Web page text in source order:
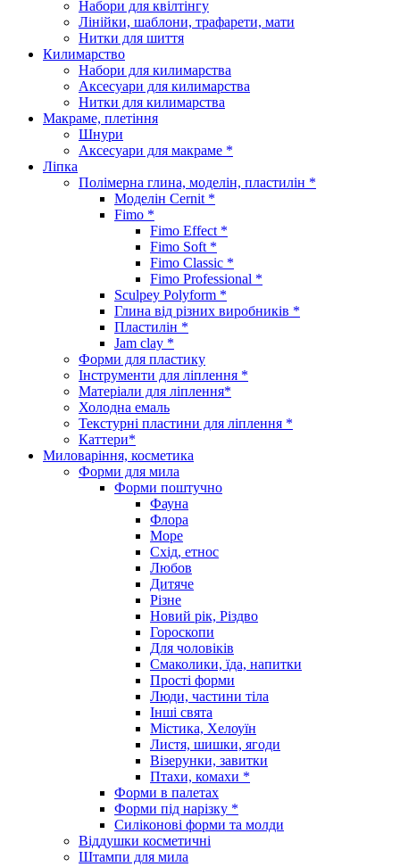
Набори для квілтінгу
Лінійки, шаблони, трафарети, мати
Нитки для шиття
Килимарство
Набори для килимарства
Аксесуари для килимарства
Нитки для килимарства
Макраме, плетіння
Шнури
Аксесуари для макраме *
Ліпка
Полімерна глина, моделін, пластилін *
Моделін Cernit *
Fimo *
Fimo Effect *
Fimo Soft *
Fimo Classic *
Fimo Professional *
Sculpey Polyform *
Глина від різних виробників *
Пластилін *
Jam clay *
Форми для пластику
Інструменти для ліплення *
Матеріали для ліплення*
Холодна емаль
Текстурні пластини для ліплення *
Каттери*
Миловаріння, косметика
Форми для мила
Форми поштучно
Фауна
Флора
Море
Схід, етнос
Любов
Дитяче
Різне
Новий рік, Різдво
Гороскопи
Для чоловіків
Смаколики, їда, напитки
Прості форми
Люди, частини тіла
Інші свята
Містика, Хелоуїн
Листя, шишки, ягоди
Візерунки, завитки
Птахи, комахи *
Форми в палетах
Форми під нарізку *
Силіконові форми та молди
Віддушки косметичні
Штампи для мила